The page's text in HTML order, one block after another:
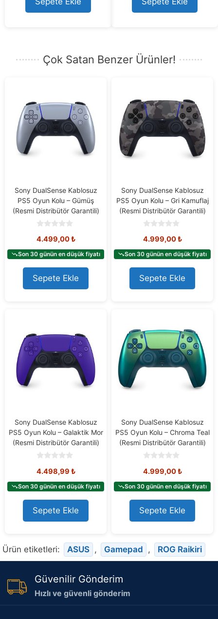
5
Çok Satan Benzer Ürünler!
Sony DualSense Kablosuz
PS5 Oyun Kolu – Gümüş
(Resmi Distribütör Garantili)
o
t
o
f
5
4.499,00₺
Son 30 günün en düşük fiyatı
Sepete Ekle
Sony DualSense Kablosuz
PS5 Oyun Kolu – Gri Kamuflaj
(Resmi Distribütör Garantili)
o
t
o
f
5
4.999,00₺
Son 30 günün en düşük fiyatı
Sepete Ekle
Sony DualSense Kablosuz
PS5 Oyun Kolu – Galaktik Mor
(Resmi Distribütör Garantili)
o
t
o
f
5
4.498,99 ₺
Son 30 günün en düşük fiyatı
Sepete Ekle
Sony DualSense Kablosuz
PS5 Oyun Kolu – Chroma Teal
(Resmi Distribütör Garantili)
o
t
o
f
5
4.999,00₺
Son 30 günün en düşük fiyatı
Sepete Ekle
Ürün etiketleri: ASUS , Gamepad , ROG Raikiri
Güvenilir Gönderim
Hızlı ve güvenli gönderim